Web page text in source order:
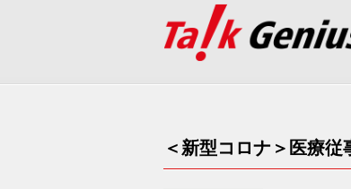
＜新型コロナ＞医療